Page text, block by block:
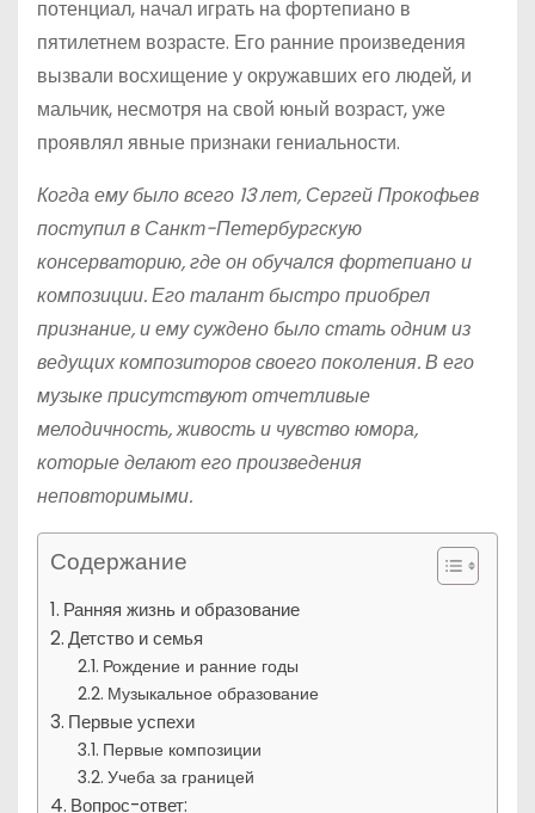
потенциал, начал играть на фортепиано в
пятилетнем возрасте. Его ранние произведения
вызвали восхищение у окружавших его людей, и
мальчик, несмотря на свой юный возраст, уже
проявлял явные признаки гениальности.
Когда ему было всего 13 лет, Сергей Прокофьев
поступил в Санкт-Петербургскую
консерваторию, где он обучался фортепиано и
композиции. Его талант быстро приобрел
признание, и ему суждено было стать одним из
ведущих композиторов своего поколения. В его
музыке присутствуют отчетливые
мелодичность, живость и чувство юмора,
которые делают его произведения
неповторимыми.
Содержание
Ранняя жизнь и образование
Детство и семья
Рождение и ранние годы
Музыкальное образование
Первые успехи
Первые композиции
Учеба за границей
Вопрос-ответ: